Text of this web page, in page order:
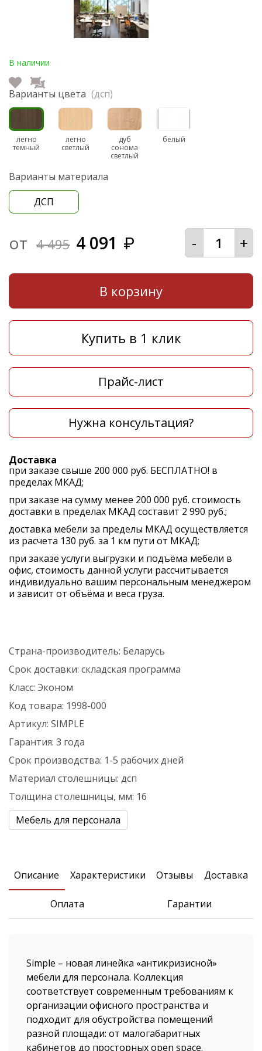
В наличии
Варианты цвета (дсп)
легно
темный
легно
светлый
дуб
сонома
светлый
белый
Варианты материала
ДСП
от 4 495 4 091 ₽ - +
В корзину
Купить в 1 клик
Прайс-лист
Нужна консультация?
Доставка
при заказе свыше 200 000 руб. БЕСПЛАТНО! в
пределах МКАД;
при заказе на сумму менее 200 000 руб. стоимость
доставки в пределах МКАД составит 2 990 руб.;
доставка мебели за пределы МКАД осуществляется
из расчета 130 руб. за 1 км пути от МКАД;
при заказе услуги выгрузки и подъёма мебели в
офис, стоимость данной услуги рассчитывается
индивидуально вашим персональным менеджером
и зависит от объёма и веса груза.
Страна-производитель: Беларусь
Срок доставки: складская программа
Класс: Эконом
Код товара: 1998-000
Артикул: SIMPLE
Гарантия: 3 года
Срок производства: 1-5 рабочих дней
Материал столешницы: дсп
Толщина столешницы, мм: 16
Мебель для персонала
Описание Xарактеристики Отзывы Доставка
Оплата Гарантии
Simple – новая линейка «антикризисной»
мебели для персонала. Коллекция
соответствует современным требованиям к
организации офисного пространства и
подходит для обустройства помещений
разной площади: от малогабаритных
кабинетов до просторных open space.